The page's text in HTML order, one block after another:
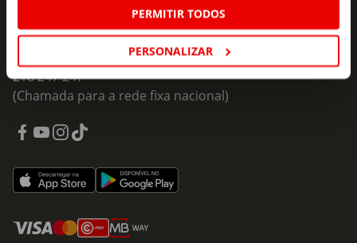
PERMITIR TODOS
PERSONALIZAR
Fale Connosco
Formulário de Contacto
218 247 247
(Chamada para a rede fixa nacional)